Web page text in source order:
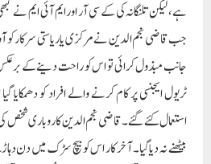
ہے، لیکن تلنگانہ کی کے سی آر اور ایم آئی ایم
جب قاضی نجم الدین نے مرکزی یا ریاستی سرکار کو
جانب مبذول کرائی تو اس کو راحت دینے کے
ٹریول ایجنسی پر کام کرنے والے افراد کو
استعمال کئے گئے۔ قاضی نجم الدین کاروباری
بیٹھنے نہ دیا گیا۔ آخر کار اس کو بیچ سڑک میں